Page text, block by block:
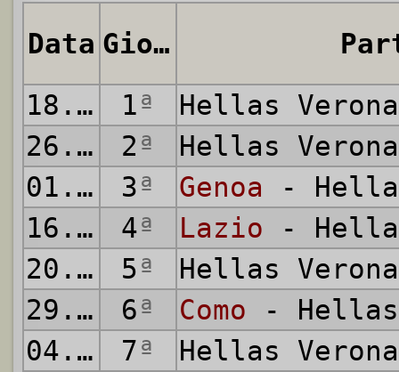
Data Giornata
18.08.2024
1ª
Hellas
26.08.2024
2ª
Hellas
01.09.2024
3ª Genoa -
16.09.2024
4ª Lazio -
20.09.2024
5ª
Hellas
29.09.2024
6ª Como - Hellas
04.10.2024
7ª
Hellas